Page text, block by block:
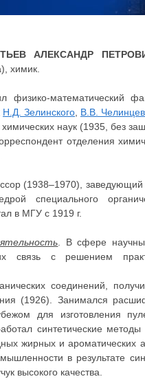
АЛЕКСАНДР
химик.
физико-математический
Н.Д. Зелинского В.В.
химических наук (1935, без
отделения
(1938–1970),
специального
в МГУ с 1919 г.
. В сфере
связь с решением
соединений,
(1926). Занимался
для изготовления
синтетические
жирных и ароматических
в результате
высокого качества.